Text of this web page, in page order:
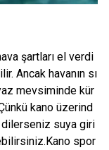
şartları el verdi
Ancak havanın sı
yaz mevsiminde kür
kano üzerind
suya giri
spor